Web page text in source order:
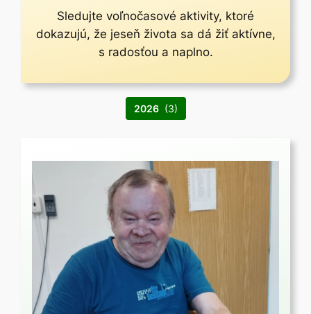
Sledujte voľnočasové aktivity, ktoré
dokazujú, že jeseň života sa dá žiť aktívne,
s radosťou a naplno.
2026 (3)